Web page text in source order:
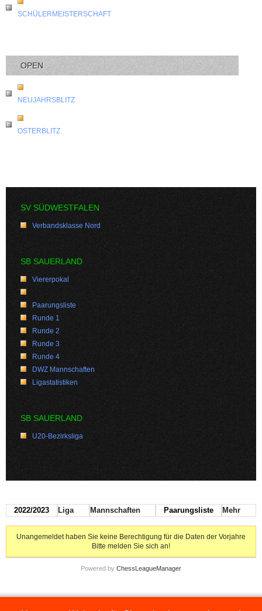
SCHÜLERMEISTERSCHAFT
OPEN
NEUJAHRSBLITZ
OSTERBLITZ
SV SÜDWESTFALEN
Verbandsklasse Nord
SB SAUERLAND
Viererpokal
Paarungsliste
Runde 1
Runde 2
Runde 3
Runde 4
DWZ Mannschaften
Ligastatistiken
SB SAUERLAND
U20-Bezirksliga
2022/2023 Liga Mannschaften Paarungsliste Mehr
Unangemeldet haben Sie keine Berechtigung für die Daten der Vorjahre
Bitte melden Sie sich an!
Powered by ChessLeagueManager